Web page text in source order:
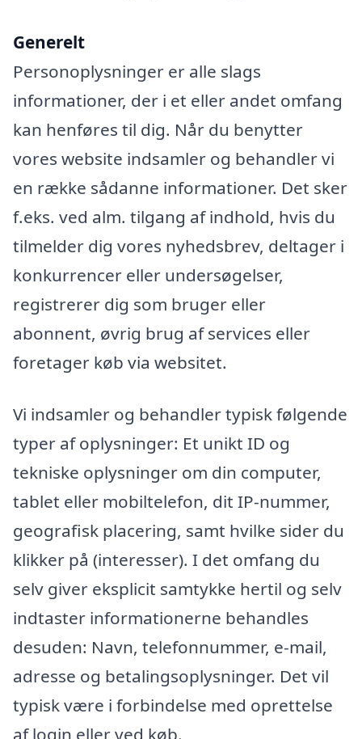
Generelt
Personoplysninger er alle slags
informationer, der i et eller andet omfang
kan henføres til dig. Når du benytter
vores website indsamler og behandler vi
en række sådanne informationer. Det sker
f.eks. ved alm. tilgang af indhold, hvis du
tilmelder dig vores nyhedsbrev, deltager i
konkurrencer eller undersøgelser,
registrerer dig som bruger eller
abonnent, øvrig brug af services eller
foretager køb via websitet.
Vi indsamler og behandler typisk følgende
typer af oplysninger: Et unikt ID og
tekniske oplysninger om din computer,
tablet eller mobiltelefon, dit IP-nummer,
geografisk placering, samt hvilke sider du
klikker på (interesser). I det omfang du
selv giver eksplicit samtykke hertil og selv
indtaster informationerne behandles
desuden: Navn, telefonnummer, e-mail,
adresse og betalingsoplysninger. Det vil
typisk være i forbindelse med oprettelse
af login eller ved køb.